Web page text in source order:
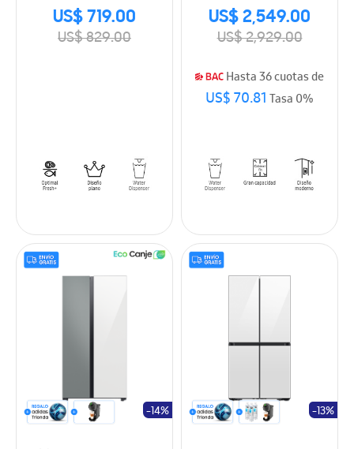
RT53DB6754ETAP
US$ 719.00
US$ 829.00
gran capacidad y
tecnología SpaceMax
RF32CG5910B1AP
US$ 2,549.00
US$ 2,929.00
Hasta 36 cuotas de
US$ 70.81 Tasa 0%
-14% -13%